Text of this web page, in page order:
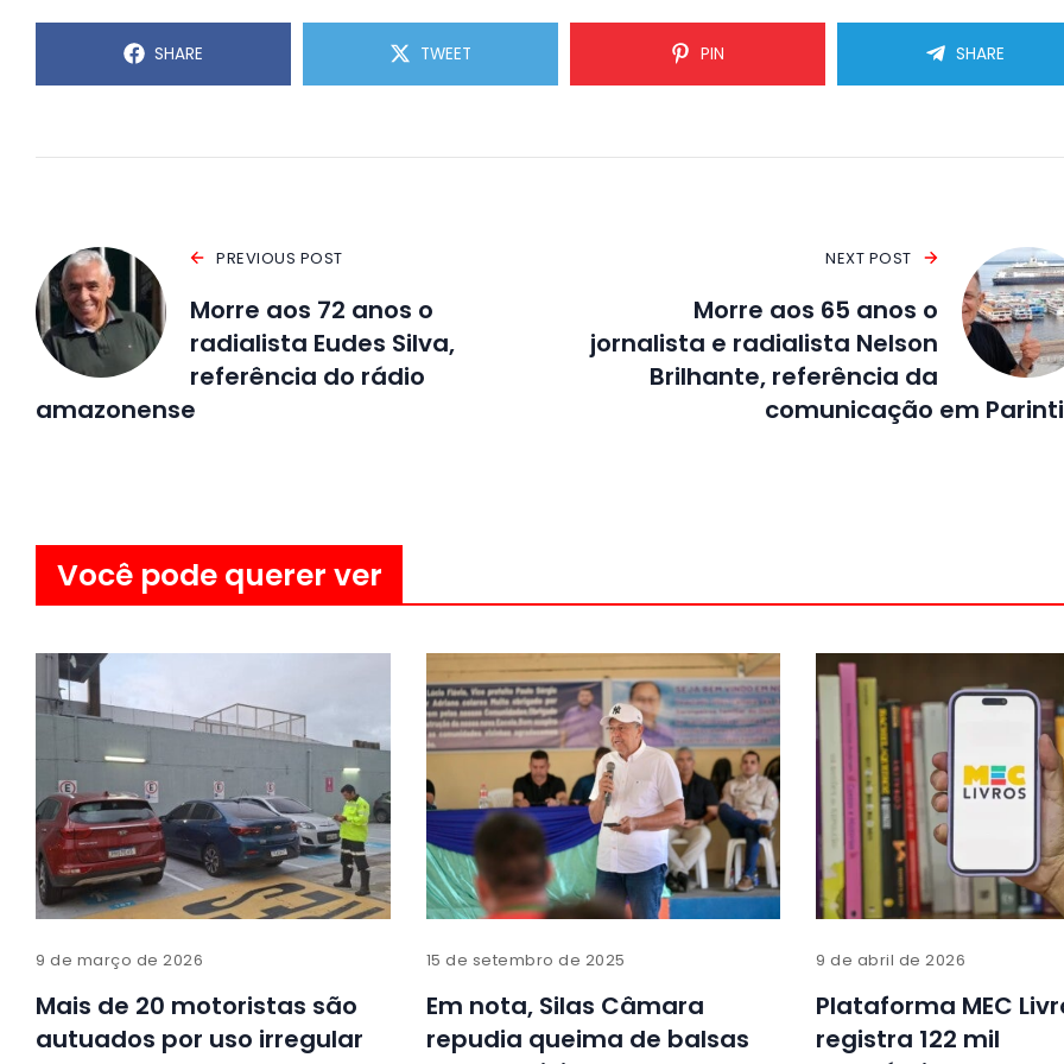
SHARE TWEET PIN SHARE
PREVIOUS POST
Morre aos 72 anos o
radialista Eudes Silva,
referência do rádio
amazonense
NEXT POST
Morre aos 65 anos o
jornalista e radialista Nelson
Brilhante, referência da
comunicação em
Você pode querer ver
9 de março de 2026
Mais de 20 motoristas são
autuados por uso irregular
15 de setembro de 2025
Em nota, Silas Câmara
repudia queima de balsas
9 de abril de 2026
Plataforma MEC
registra 122 mil